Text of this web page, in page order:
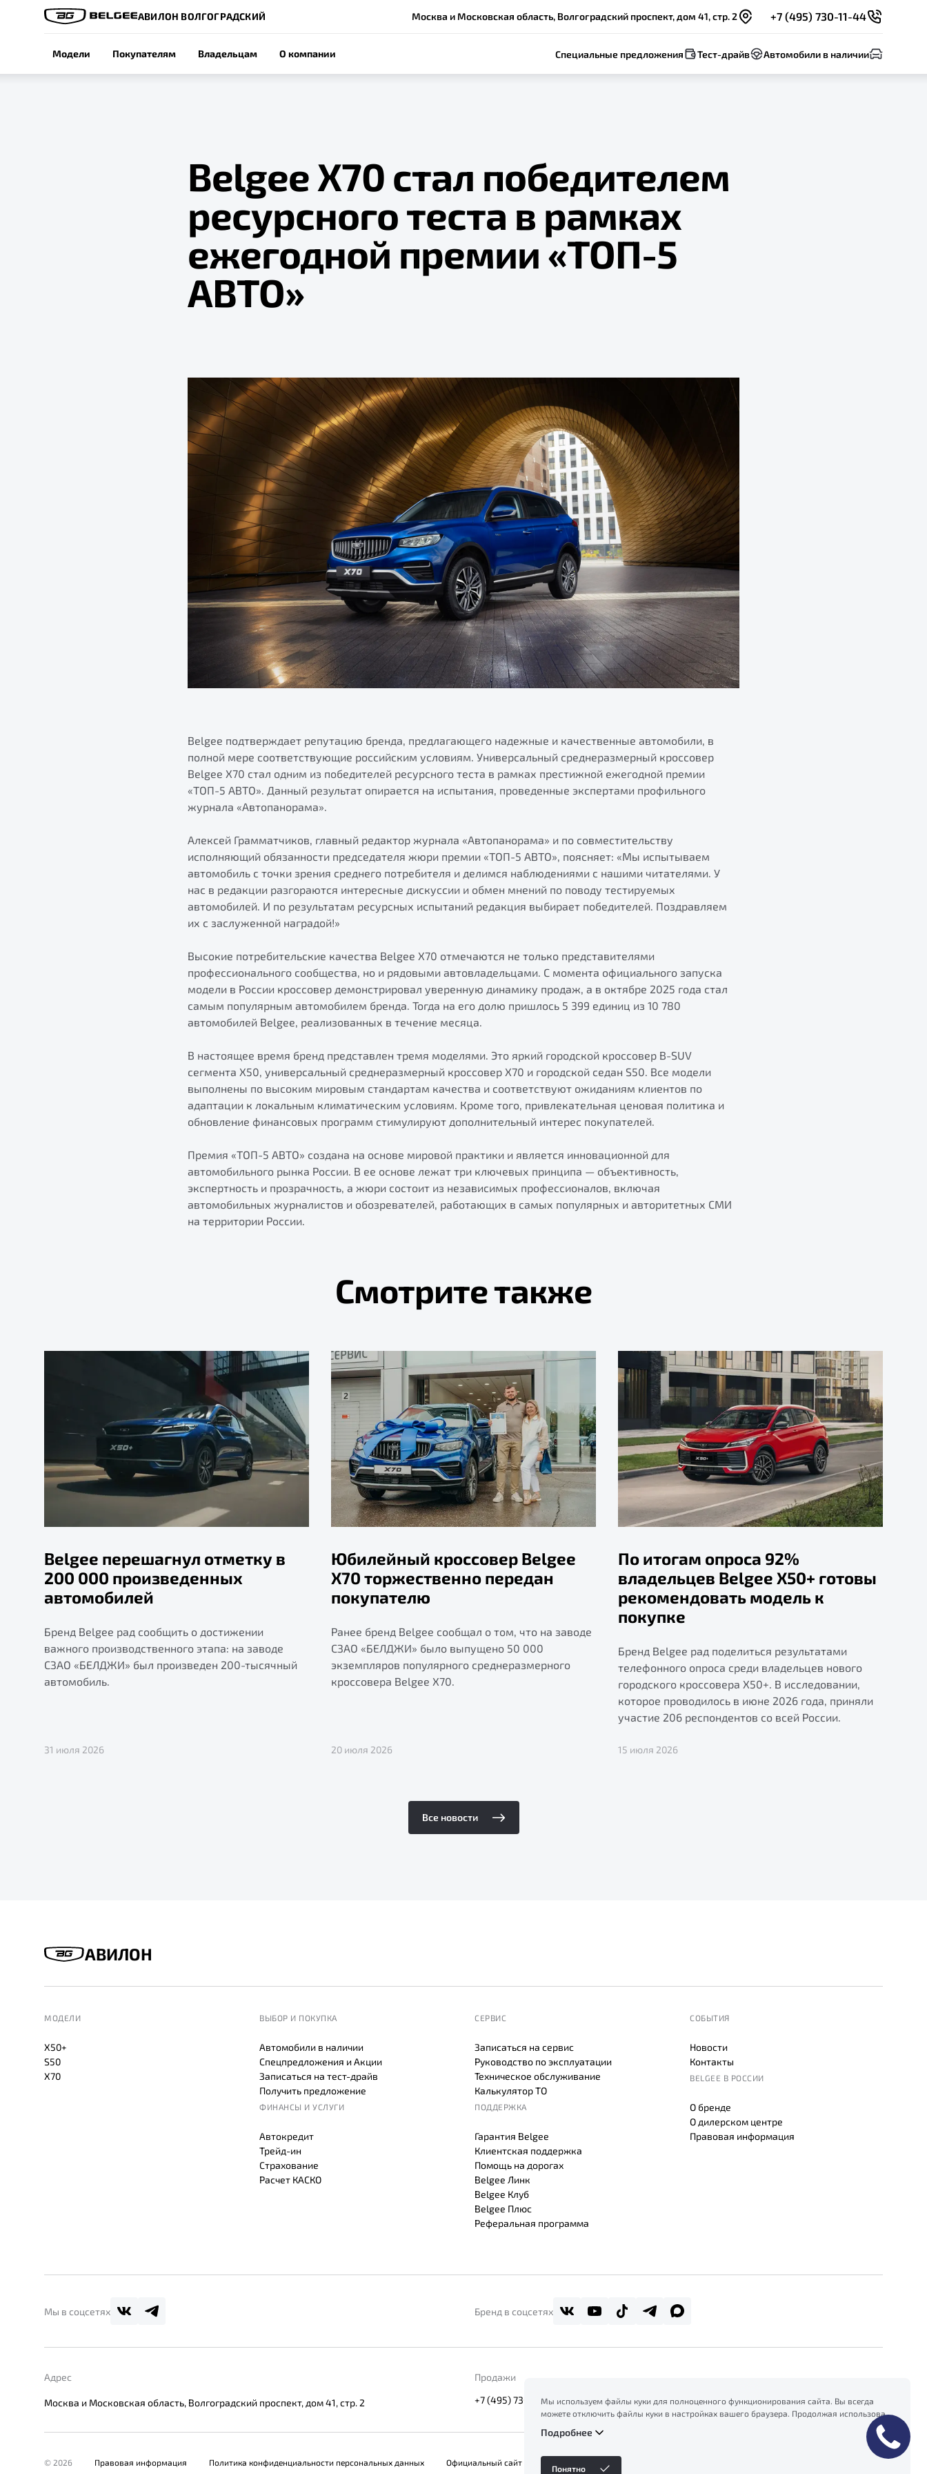
АВИЛОН ВОЛГОГРАДСКИЙ Москва и Московская область, Волгоградский проспект, дом 41, стр. 2 +7 (495) 730-11-44
Модели Покупателям Владельцам О компании Специальные предложения Тест-драйв Автомобили в наличии
Belgee Х70 стал победителем
ресурсного теста в рамках
ежегодной премии «ТОП-5
АВТО»
Belgee подтверждает репутацию бренда, предлагающего надежные и качественные автомобили, в
полной мере соответствующие российским условиям. Универсальный среднеразмерный кроссовер
Belgee X70 стал одним из победителей ресурсного теста в рамках престижной ежегодной премии
«ТОП-5 АВТО». Данный результат опирается на испытания, проведенные экспертами профильного
журнала «Автопанорама».
Алексей Грамматчиков, главный редактор журнала «Автопанорама» и по совместительству
исполняющий обязанности председателя жюри премии «ТОП-5 АВТО», поясняет: «Мы испытываем
автомобиль с точки зрения среднего потребителя и делимся наблюдениями с нашими читателями. У
нас в редакции разгораются интересные дискуссии и обмен мнений по поводу тестируемых
автомобилей. И по результатам ресурсных испытаний редакция выбирает победителей. Поздравляем
их с заслуженной наградой!»
Высокие потребительские качества Belgee X70 отмечаются не только представителями
профессионального сообщества, но и рядовыми автовладельцами. С момента официального запуска
модели в России кроссовер демонстрировал уверенную динамику продаж, а в октябре 2025 года стал
самым популярным автомобилем бренда. Тогда на его долю пришлось 5 399 единиц из 10 780
автомобилей Belgee, реализованных в течение месяца.
В настоящее время бренд представлен тремя моделями. Это яркий городской кроссовер B-SUV
сегмента X50, универсальный среднеразмерный кроссовер X70 и городской седан S50. Все модели
выполнены по высоким мировым стандартам качества и соответствуют ожиданиям клиентов по
адаптации к локальным климатическим условиям. Кроме того, привлекательная ценовая политика и
обновление финансовых программ стимулируют дополнительный интерес покупателей.
Премия «ТОП-5 АВТО» создана на основе мировой практики и является инновационной для
автомобильного рынка России. В ее основе лежат три ключевых принципа — объективность,
экспертность и прозрачность, а жюри состоит из независимых профессионалов, включая
автомобильных журналистов и обозревателей, работающих в самых популярных и авторитетных СМИ
на территории России.
Смотрите также
Belgee перешагнул отметку в
200 000 произведенных
автомобилей
Бренд Belgee рад сообщить о достижении
важного производственного этапа: на заводе
СЗАО «БЕЛДЖИ» был произведен 200-тысячный
автомобиль.
31 июля 2026
Юбилейный кроссовер Belgee
X70 торжественно передан
покупателю
Ранее бренд Belgee сообщал о том, что на заводе
СЗАО «БЕЛДЖИ» было выпущено 50 000
экземпляров популярного среднеразмерного
кроссовера Belgee X70.
20 июля 2026
По итогам опроса 92%
владельцев Belgee X50+ готовы
рекомендовать модель к
покупке
Бренд Belgee рад поделиться результатами
телефонного опроса среди владельцев нового
городского кроссовера X50+. В исследовании,
которое проводилось в июне 2026 года, приняли
участие 206 респондентов со всей России.
15 июля 2026
Все новости
АВИЛОН
МОДЕЛИ
X50+
S50
X70
ВЫБОР И ПОКУПКА
Автомобили в наличии
Спецпредложения и Акции
Записаться на тест-драйв
Получить предложение
ФИНАНСЫ И УСЛУГИ
Автокредит
Трейд-ин
Страхование
Расчет КАСКО
СЕРВИС
Записаться на сервис
Руководство по эксплуатации
Техническое обслуживание
Калькулятор ТО
ПОДДЕРЖКА
Гарантия Belgee
Клиентская поддержка
Помощь на дорогах
Belgee Линк
Belgee Клуб
Belgee Плюс
Реферальная программа
СОБЫТИЯ
Новости
Контакты
BELGEE В РОССИИ
О бренде
О дилерском центре
Правовая информация
Мы в соцсетях Бренд в соцсетях
Адрес
Москва и Московская область, Волгоградский проспект, дом 41, стр. 2
Продажи
+7 (495) 730-11-44
© 2026 Правовая информация Политика конфиденциальности персональных данных Официальный сайт Belgee в России
Мы используем файлы куки для полноценного функционирования сайта. Вы всегда
можете отключить файлы куки в настройках вашего браузера. Продолжая использовать
ознакомление с информацией по сбору, использованию и возможной блокировке
Подробнее
Понятно